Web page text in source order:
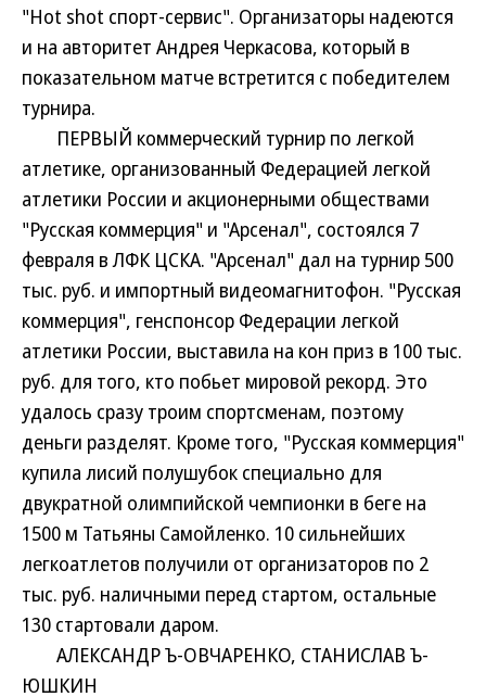
"Hot shot спорт-сервис". Организаторы надеются
и на авторитет Андрея Черкасова, который в
показательном матче встретится с победителем
турнира.
ПЕРВЫЙ коммерческий турнир по легкой
атлетике, организованный Федерацией легкой
атлетики России и акционерными обществами
"Русская коммерция" и "Арсенал", состоялся 7
февраля в ЛФК ЦСКА. "Арсенал" дал на турнир 500
тыс. руб. и импортный видеомагнитофон. "Русская
коммерция", генспонсор Федерации легкой
атлетики России, выставила на кон приз в 100 тыс.
руб. для того, кто побьет мировой рекорд. Это
удалось сразу троим спортсменам, поэтому
деньги разделят. Кроме того, "Русская коммерция"
купила лисий полушубок специально для
двукратной олимпийской чемпионки в беге на
1500 м Татьяны Самойленко. 10 сильнейших
легкоатлетов получили от организаторов по 2
тыс. руб. наличными перед стартом, остальные
130 стартовали даром.
АЛЕКСАНДР Ъ-ОВЧАРЕНКО, СТАНИСЛАВ Ъ-
ЮШКИН